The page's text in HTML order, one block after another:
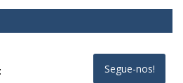
Segue-nos!